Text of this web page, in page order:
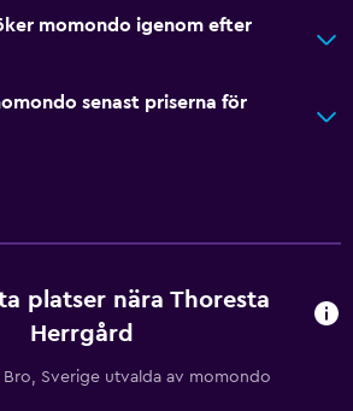
momondo igenom efter
senast priserna för
platser nära Thoresta
Herrgård
Sverige utvalda av momondo